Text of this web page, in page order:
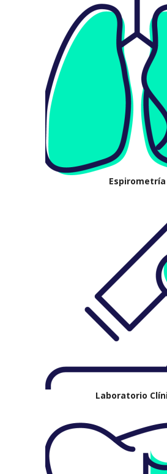
Espirometría
Laboratorio